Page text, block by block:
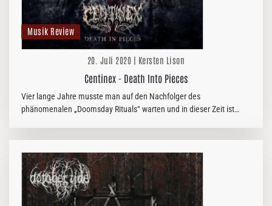
Musik Review
20. Juli 2020 | Kersten Lison
Centinex - Death Into Pieces
Vier lange Jahre musste man auf den Nachfolger des
phänomenalen „Doomsday Rituals“ warten und in dieser Zeit ist